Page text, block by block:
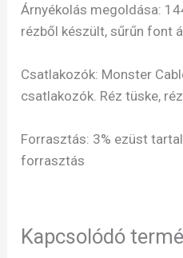
Árnyékolás megoldása:
rézből készült, sűrűn font
Csatlakozók: Monster
csatlakozók. Réz tüske,
Forrasztás: 3% ezüst
forrasztás
Kapcsolódó